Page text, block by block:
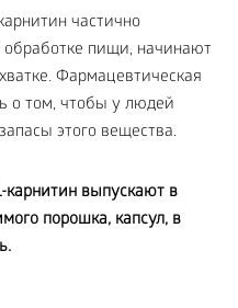
частично
обработке пищи, начинают
Фармацевтическая
о том, чтобы у людей
этого вещества.
-карнитин выпускают в
порошка, капсул, в